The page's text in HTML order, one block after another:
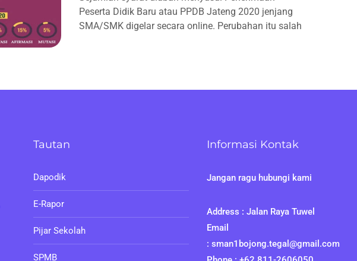
Jateng
Digelar
Peserta Didik Baru atau PPDB Jateng 2020 jenjang
SMA/SMK digelar secara online. Perubahan itu salah
Tautan
Dapodik
E-Rapor
Pijar Sekolah
SPMB
Informasi Kontak
Jangan ragu hubungi kami
Address : Jalan Raya Tuwel
Email
: sman1bojong.tegal@gmail.com